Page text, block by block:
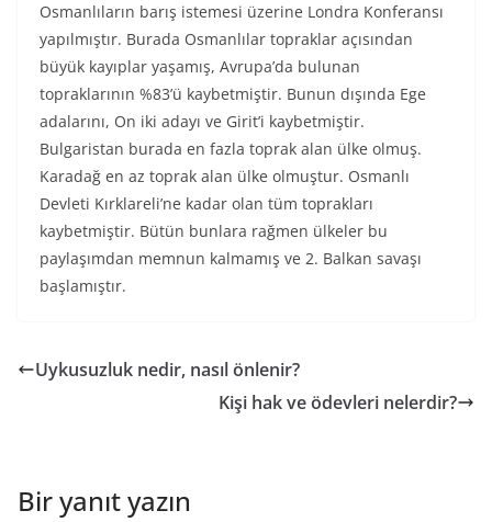
Osmanlıların barış istemesi üzerine Londra Konferansı
yapılmıştır. Burada Osmanlılar topraklar açısından
büyük kayıplar yaşamış, Avrupa’da bulunan
topraklarının %83’ü kaybetmiştir. Bunun dışında Ege
adalarını, On iki adayı ve Girit’i kaybetmiştir.
Bulgaristan burada en fazla toprak alan ülke olmuş.
Karadağ en az toprak alan ülke olmuştur. Osmanlı
Devleti Kırklareli’ne kadar olan tüm toprakları
kaybetmiştir. Bütün bunlara rağmen ülkeler bu
paylaşımdan memnun kalmamış ve 2. Balkan savaşı
başlamıştır.
Uykusuzluk nedir, nasıl önlenir?
Kişi hak ve ödevleri nelerdir?
Bir yanıt yazın